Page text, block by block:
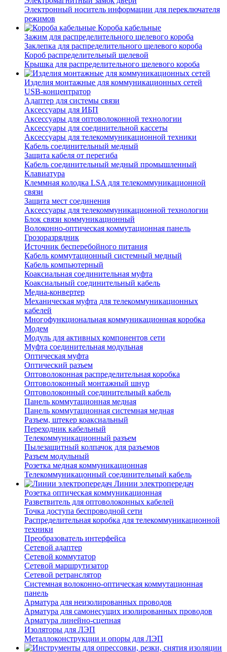
Электронный носитель информации для переключателя
режимов
Короба кабельные
Зажим для распределительного щелевого короба
Заклепка для распределительного щелевого короба
Короб распределительный щелевой
Крышка для распределительного щелевого короба
Изделия монтажные для коммуникационных сетей
USB-концентратор
Адаптер для системы связи
Аксессуары для ИБП
Аксессуары для оптоволоконной технологии
Аксессуары для соединительной кассеты
Аксессуары для телекоммуникационной техники
Кабель соединительный медный
Защита кабеля от перегиба
Кабель соединительный медный промышленный
Клавиатура
Клеммная колодка LSA для телекоммуникационной
связи
Защита мест соединения
Аксессуары для телекоммуникационной технологии
Блок связи коммуникационный
Волоконно-оптическая коммутационная панель
Грозоразрядник
Источник бесперебойного питания
Кабель коммутационный системный медный
Кабель компьютерный
Коаксиальная соединительная муфта
Коаксиальный соединительный кабель
Медиа-конвертер
Механическая муфта для телекоммуникационных
кабелей
Многофункциональная коммуникационная коробка
Модем
Модуль для активных компонентов сети
Муфта соединительная модульная
Оптическая муфта
Оптический разъем
Оптоволоконная распределительная коробка
Оптоволоконный монтажный шнур
Оптоволоконный соединительный кабель
Панель коммутационная медная
Панель коммутационная системная медная
Разъем, штекер коаксиальный
Переходник кабельный
Телекоммуникационный разъем
Пылезащитный колпачок для разъемов
Разъем модульный
Розетка медная коммуникационная
Телекоммуникацонный соединительный кабель
Линии электропередач
Розетка оптическая коммуникационная
Разветвитель для оптоволоконных кабелей
Точка доступа беспроводной сети
Распределительная коробка для телекоммуникационной
техники
Преобразователь интерфейса
Сетевой адаптер
Сетевой коммутатор
Сетевой маршрутизатор
Сетевой ретранслятор
Системная волоконно-оптическая коммутационная
панель
Арматура для неизолированных проводов
Арматура для самонесущих изолированных проводов
Арматура линейно-сцепная
Изоляторы для ЛЭП
Металлоконструкции и опоры для ЛЭП